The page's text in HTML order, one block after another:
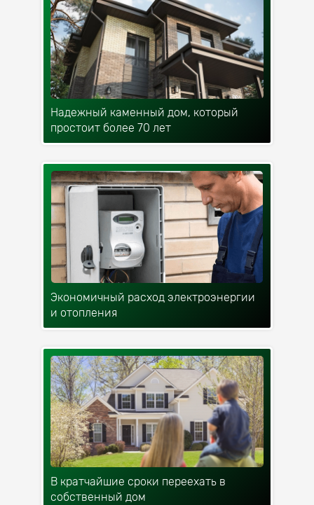
Надежный каменный дом, который
простоит более 70 лет
Экономичный расход электроэнергии
и отопления
В кратчайшие сроки переехать в
собственный дом